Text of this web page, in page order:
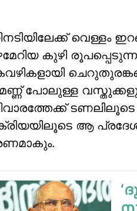
വെള്ളം
കുഴി
പോലുള്ള
ആ